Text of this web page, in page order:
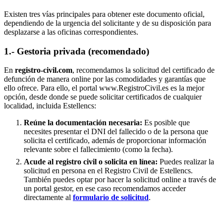
Existen tres vías principales para obtener este documento oficial,
dependiendo de la urgencia del solicitante y de su disposición para
desplazarse a las oficinas correspondientes.
1.- Gestoria privada (recomendado)
En registro-civil.com, recomendamos la solicitud del certificado de
defunción de manera online por las comodidades y garantías que
ello ofrece. Para ello, el portal www.RegistroCivil.es es la mejor
opción, desde donde se puede solicitar certificados de cualquier
localidad, incluida Estellencs:
Reúne la documentación necesaria: Es posible que
necesites presentar el DNI del fallecido o de la persona que
solicita el certificado, además de proporcionar información
relevante sobre el fallecimiento (como la fecha).
Acude al registro civil o solicita en línea: Puedes realizar la
solicitud en persona en el Registro Civil de Estellencs.
También puedes optar por hacer la solicitud online a través de
un portal gestor, en ese caso recomendamos acceder
directamente al formulario de solicitud.